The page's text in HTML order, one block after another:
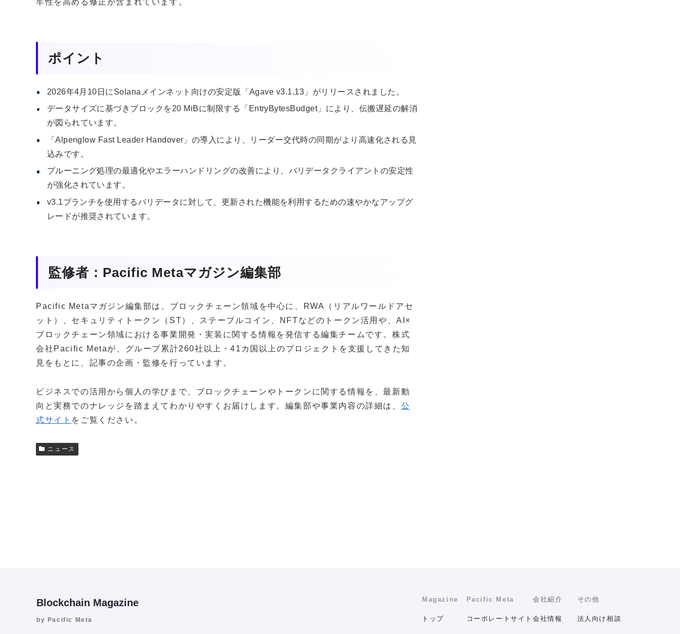
ポイント
2026年4月10日にSolanaメインネット向けの安定版「Agave v3.1.13」がリリースされました。
データサイズに基づきブロックを20 MiBに制限する「EntryBytesBudget」により、伝搬遅延の解消
が図られています。
「Alpenglow Fast Leader Handover」の導入により、リーダー交代時の同期がより高速化される見
込みです。
プルーニング処理の最適化やエラーハンドリングの改善により、バリデータクライアントの安定性
が強化されています。
v3.1ブランチを使用するバリデータに対して、更新された機能を利用するための速やかなアップグ
レードが推奨されています。
監修者：Pacific Metaマガジン編集部
Pacific Metaマガジン編集部は、ブロックチェーン領域を中心に、RWA（リアルワールドアセ
ット）、セキュリティトークン（ST）、ステーブルコイン、NFTなどのトークン活用や、AI×
ブロックチェーン領域における事業開発・実装に関する情報を発信する編集チームです。株式
会社Pacific Metaが、グループ累計260社以上・41カ国以上のプロジェクトを支援してきた知
見をもとに、記事の企画・監修を行っています。
ビジネスでの活用から個人の学びまで、ブロックチェーンやトークンに関する情報を、最新動
向と実務でのナレッジを踏まえてわかりやすくお届けします。編集部や事業内容の詳細は、 公
式サイト をご覧ください。
ニュース
Blockchain Magazine
by Pacific Meta
Magazine
トップ
Pacific Meta
コーポレートサイト
会社紹介
会社情報
その他
法人向け相談